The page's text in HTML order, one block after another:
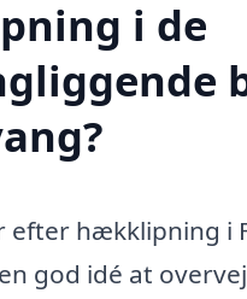
i de
efter hækklipning i
god idé at